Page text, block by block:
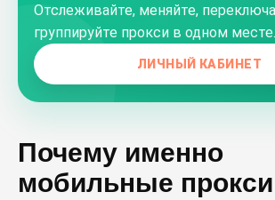
Отслеживайте, меняйте,
группируйте прокси в одном месте.
ЛИЧНЫЙ КАБИНЕТ
Почему именно
мобильные прокси